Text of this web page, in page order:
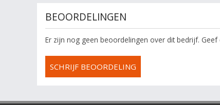
BEOORDELINGEN
Er zijn nog geen beoordelingen over dit bedrijf.
SCHRIJF BEOORDELING